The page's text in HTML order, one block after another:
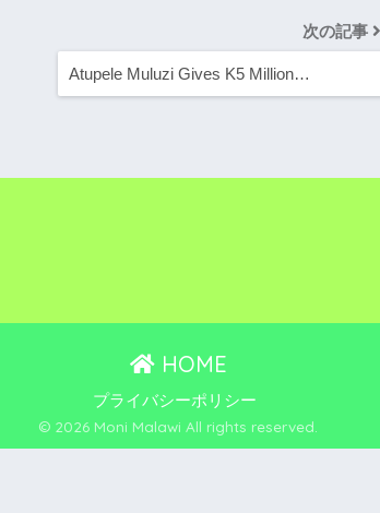
次の記事
Atupele Muluzi Gives K5 Million…
HOME
プライバシーポリシー
© 2026 Moni Malawi All rights reserved.